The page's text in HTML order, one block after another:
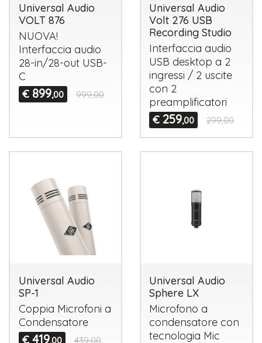
Universal Audio
VOLT 876
NUOVA!
Interfaccia audio
28-in/28-out USB-
C
€ 899,00 999,00
Universal Audio
Volt 276 USB
Recording Studio
Interfaccia audio
USB desktop a 2
ingressi / 2 uscite
con 2
preamplificatori
€ 259,00 299,00
Universal Audio
SP-1
Coppia Microfoni a
Condensatore
€ 419,00 439,00
Universal Audio
Sphere LX
Microfono a
condensatore con
tecnologia Mic